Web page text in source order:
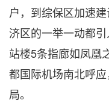
户，到综保区加速
济区的一举一动都
站楼5条指廊如凤凰
都国际机场南北呼
局。